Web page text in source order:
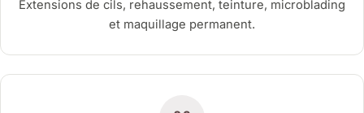
Extensions de cils, rehaussement, teinture, microblading
et maquillage permanent.